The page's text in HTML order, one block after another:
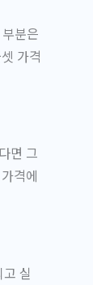
분은
가격
면 그
격에
실